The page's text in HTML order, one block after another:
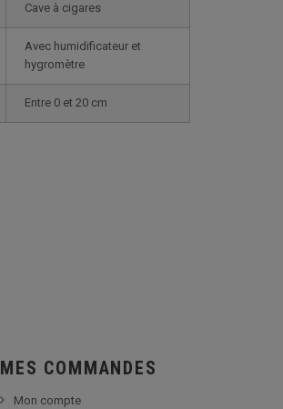
cave à cigares
avec humidificateur et
hygromètre
entre 0 et 20 cm
MES COMMANDES
Mon compte